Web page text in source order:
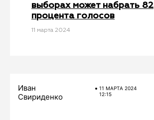
выборах может набрать 82
процента голосов
11 мартa 2024
Иван
Свириденко
11 МАРТA 2024
12:15